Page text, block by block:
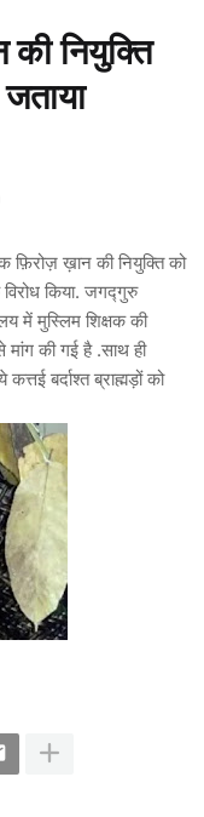
की नियुक्ति
फ़िरोज़ ख़ान की नियुक्ति को
किया. जगद्गुरु
में मुस्लिम शिक्षक की
मांग की गई है .साथ ही
बर्दाश्त ब्राह्मड़ों को